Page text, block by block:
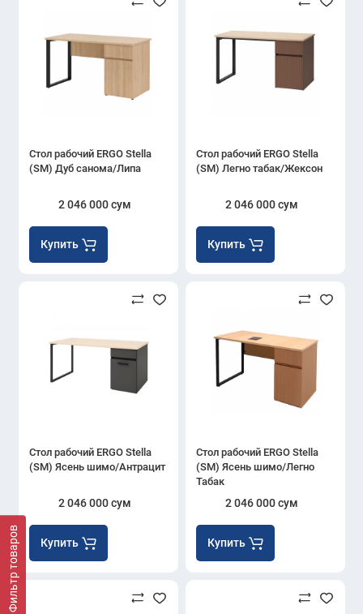
Фильтр товаров
Стол рабочий ERGO Stella
(SM) Дуб санома/Липа
2 046 000 сум
Купить
Стол рабочий ERGO Stella
(SM) Легно табак/Жексон
2 046 000 сум
Купить
Стол рабочий ERGO Stella
(SM) Ясень шимо/Антрацит
2 046 000 сум
Купить
Стол рабочий ERGO Stella
(SM) Ясень шимо/Легно
Табак
2 046 000 сум
Купить